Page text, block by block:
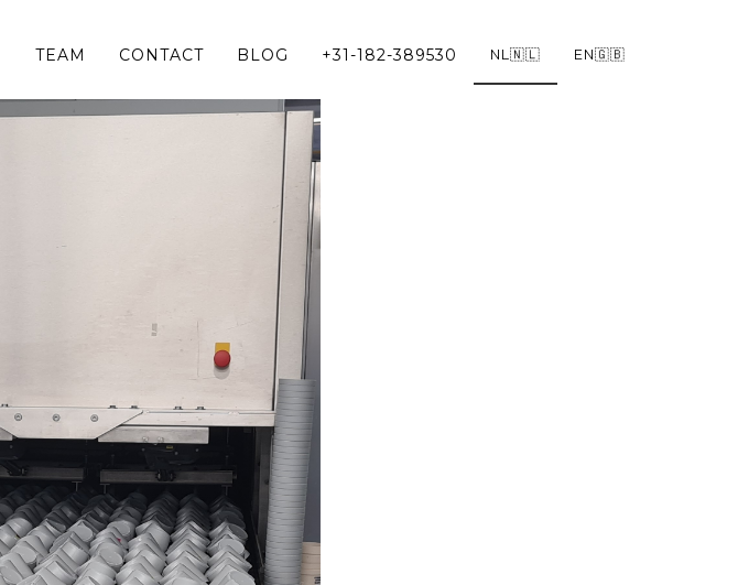
TEAM CONTACT BLOG +31-182-389530 NL🇳🇱 EN🇬🇧